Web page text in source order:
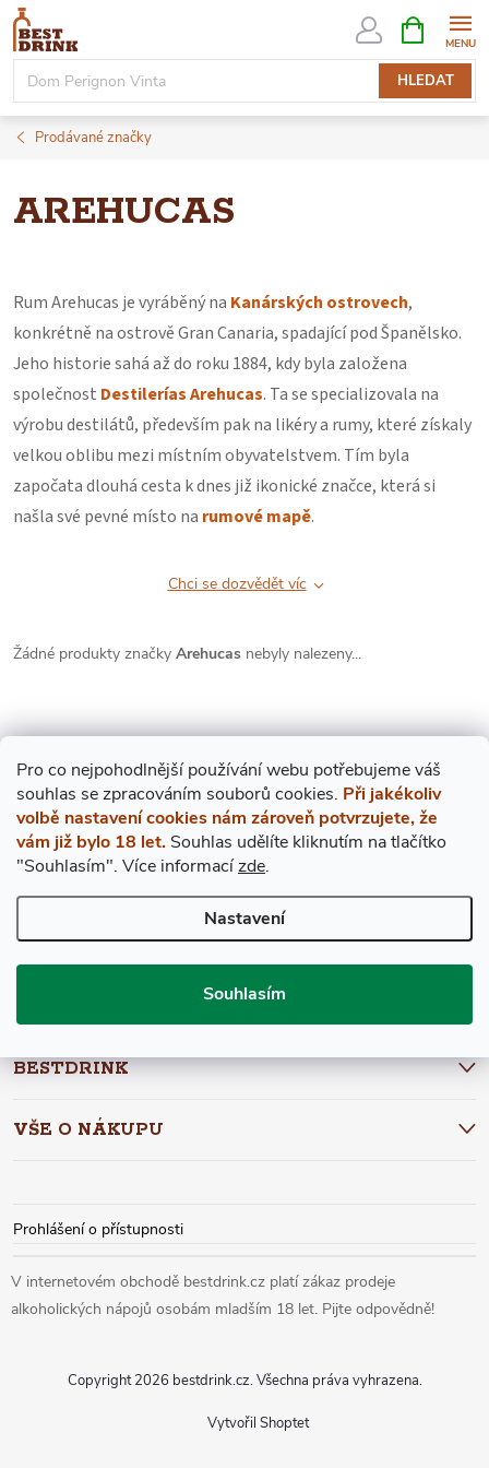
Pro co nejpohodlnější používání webu potřebujeme váš
souhlas se zpracováním souborů cookies. Při jakékoliv
volbě nastavení cookies nám zároveň potvrzujete, že
vám již bylo 18 let. Souhlas udělíte kliknutím na tlačítko
"Souhlasím". Více informacízde.
Nastavení
Souhlasím
Přejít
obsah
HLEDAT
NÁKUPNÍ
KOŠÍK
Prodávané značky
AREHUCAS
Rum Arehucas je vyráběný na Kanárských ostrovech,
konkrétně na ostrově Gran Canaria, spadající pod Španělsko.
Jeho historie sahá až do roku 1884, kdy byla založena
společnost Destilerías Arehucas. Ta se specializovala na
výrobu destilátů, především pak na likéry a rumy, které získaly
velkou oblibu mezi místním obyvatelstvem. Tím byla
započata dlouhá cesta k dnes již ikonické značce, která si
našla své pevné místo na rumové mapě.
Chci se dozvědět víc
Žádné produkty značky Arehucas nebyly nalezeny...
Z
Á
P
A
Mějte přehled o novinkách
a slevách
BESTDRINK
VŠE O NÁKUPU
Prohlášení o přístupnosti
Vytvořil Shoptet
Copyright 2026 bestdrink.cz. Všechna práva vyhrazena.